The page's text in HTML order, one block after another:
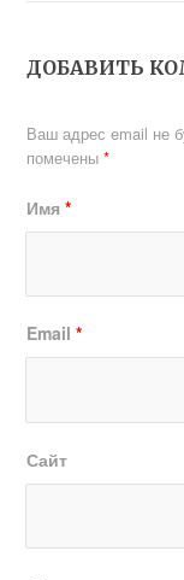
ДОБАВИТЬ
Ваш адрес email не
помечены*
Имя*
Email*
Сайт